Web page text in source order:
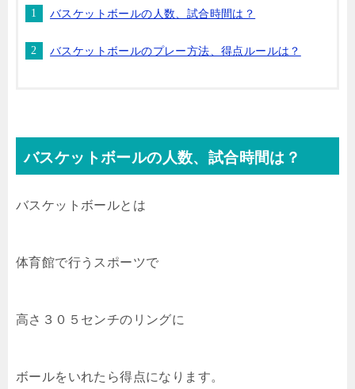
バスケットボールの人数、試合時間は？
バスケットボールのプレー方法、得点ルールは？
バスケットボールの人数、試合時間は？
バスケットボールとは
体育館で行うスポーツで
高さ３０５センチのリングに
ボールをいれたら得点になります。